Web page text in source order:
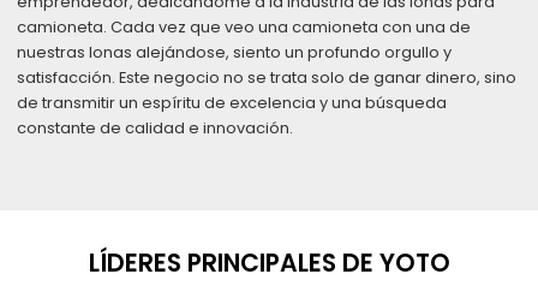
camioneta. Cada vez que veo una camioneta con una de
nuestras lonas alejándose, siento un profundo orgullo y
satisfacción. Este negocio no se trata solo de ganar dinero, sino
de transmitir un espíritu de excelencia y una búsqueda
constante de calidad e innovación.
LÍDERES PRINCIPALES DE YOTO